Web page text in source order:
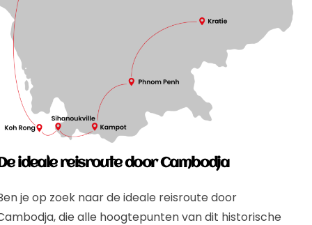
ideale reisroute door Cambodja
je op zoek naar de ideale reisroute door
die alle hoogtepunten van dit historische